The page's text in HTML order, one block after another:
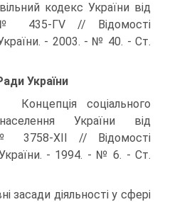
кодекс України від
435-ΓV // Відомості
- 2003. - № 40. - Ст.
України
соціального
України від
3758-ХІІ // Відомості
- 1994. - № 6. - Ст.
діяльності у сфері